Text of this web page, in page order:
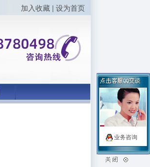
加入收藏 | 设为首页
业务咨询